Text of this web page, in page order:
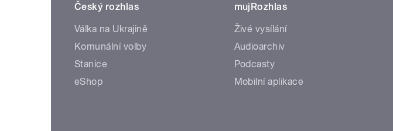
Český rozhlas
Válka na Ukrajině
Komunální volby
Stanice
eShop
mujRozhlas
Živé vysílání
Audioarchiv
Podcasty
Mobilní aplikace